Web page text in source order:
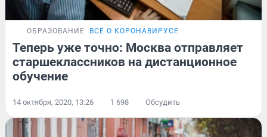
ОБРАЗОВАНИЕ ВСЁ О КОРОНАВИРУСЕ
Теперь уже точно: Москва отправляет
старшеклассников на дистанционное
обучение
14 октября, 2020, 13:26 1 698 Обсудить